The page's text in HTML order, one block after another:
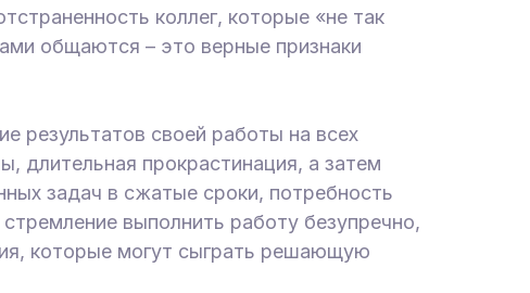
коллег, которые «не так
общаются – это верные признаки
результатов своей работы на всех
длительная прокрастинация, а затем
задач в сжатые сроки, потребность
выполнить работу безупречно,
которые могут сыграть решающую